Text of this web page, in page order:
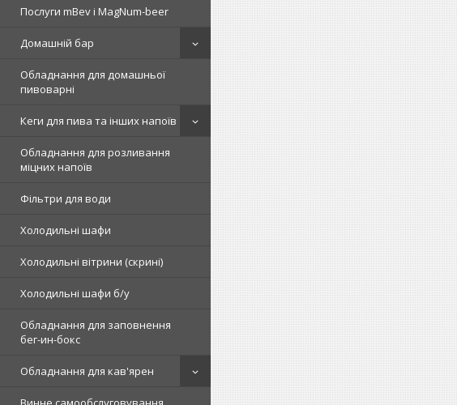
Послуги mBev і MagNum-beer
Домашній бар
Обладнання для домашньої
пивоварні
Кеги для пива та інших напоїв
Обладнання для розливання
міцних напоїв
Фільтри для води
Холодильні шафи
Холодильні вітрини (скрині)
Холодильні шафи б/у
Обладнання для заповнення
бег-ин-бокс
Обладнання для кав'ярен